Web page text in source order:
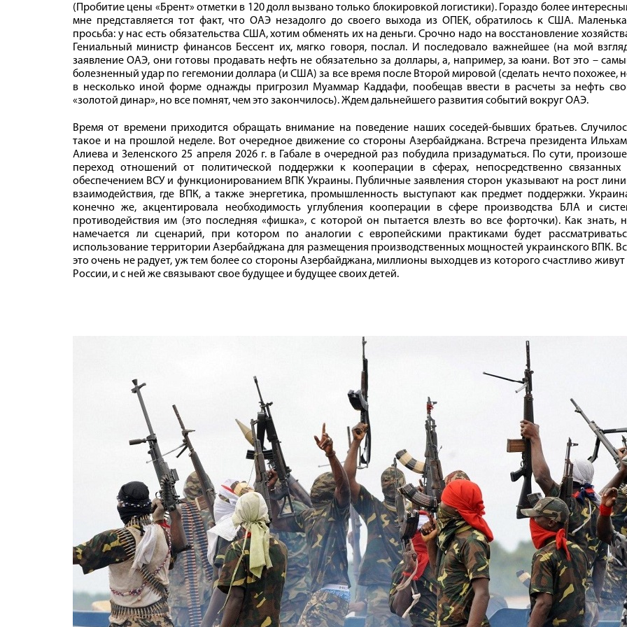
(Пробитие цены «Брент» отметки в 120 долл вызвано только блокировкой логистики). Гораздо более
мне представляется тот факт, что ОАЭ незадолго до своего выхода из ОПЕК, обратилось к США.
просьба: у нас есть обязательства США, хотим обменять их на деньги. Срочно надо на восстановление
Гениальный министр финансов Бессент их, мягко говоря, послал. И последовало важнейшее (на мой
заявление ОАЭ, они готовы продавать нефть не обязательно за доллары, а, например, за юани. Вот это –
болезненный удар по гегемонии доллара (и США) за все время после Второй мировой (сделать нечто похожее,
в несколько иной форме однажды пригрозил Муаммар Каддафи, пообещав ввести в расчеты за нефть
«золотой динар», но все помнят, чем это закончилось). Ждем дальнейшего развития событий вокруг ОАЭ.
Время от времени приходится обращать внимание на поведение наших соседей-бывших братьев.
такое и на прошлой неделе. Вот очередное движение со стороны Азербайджана. Встреча президента
Алиева и Зеленского 25 апреля 2026 г. в Габале в очередной раз побудила призадуматься. По сути,
переход отношений от политической поддержки к кооперации в сферах, непосредственно связанных
обеспечением ВСУ и функционированием ВПК Украины. Публичные заявления сторон указывают на рост
взаимодействия, где ВПК, а также энергетика, промышленность выступают как предмет поддержки.
конечно же, акцентировала необходимость углубления кооперации в сфере производства БЛА и
противодействия им (это последняя «фишка», с которой он пытается влезть во все форточки). Как знать,
намечается ли сценарий, при котором по аналогии с европейскими практиками будет
использование территории Азербайджана для размещения производственных мощностей украинского ВПК.
это очень не радует, уж тем более со стороны Азербайджана, миллионы выходцев из которого счастливо живут
России, и с ней же связывают свое будущее и будущее своих детей.